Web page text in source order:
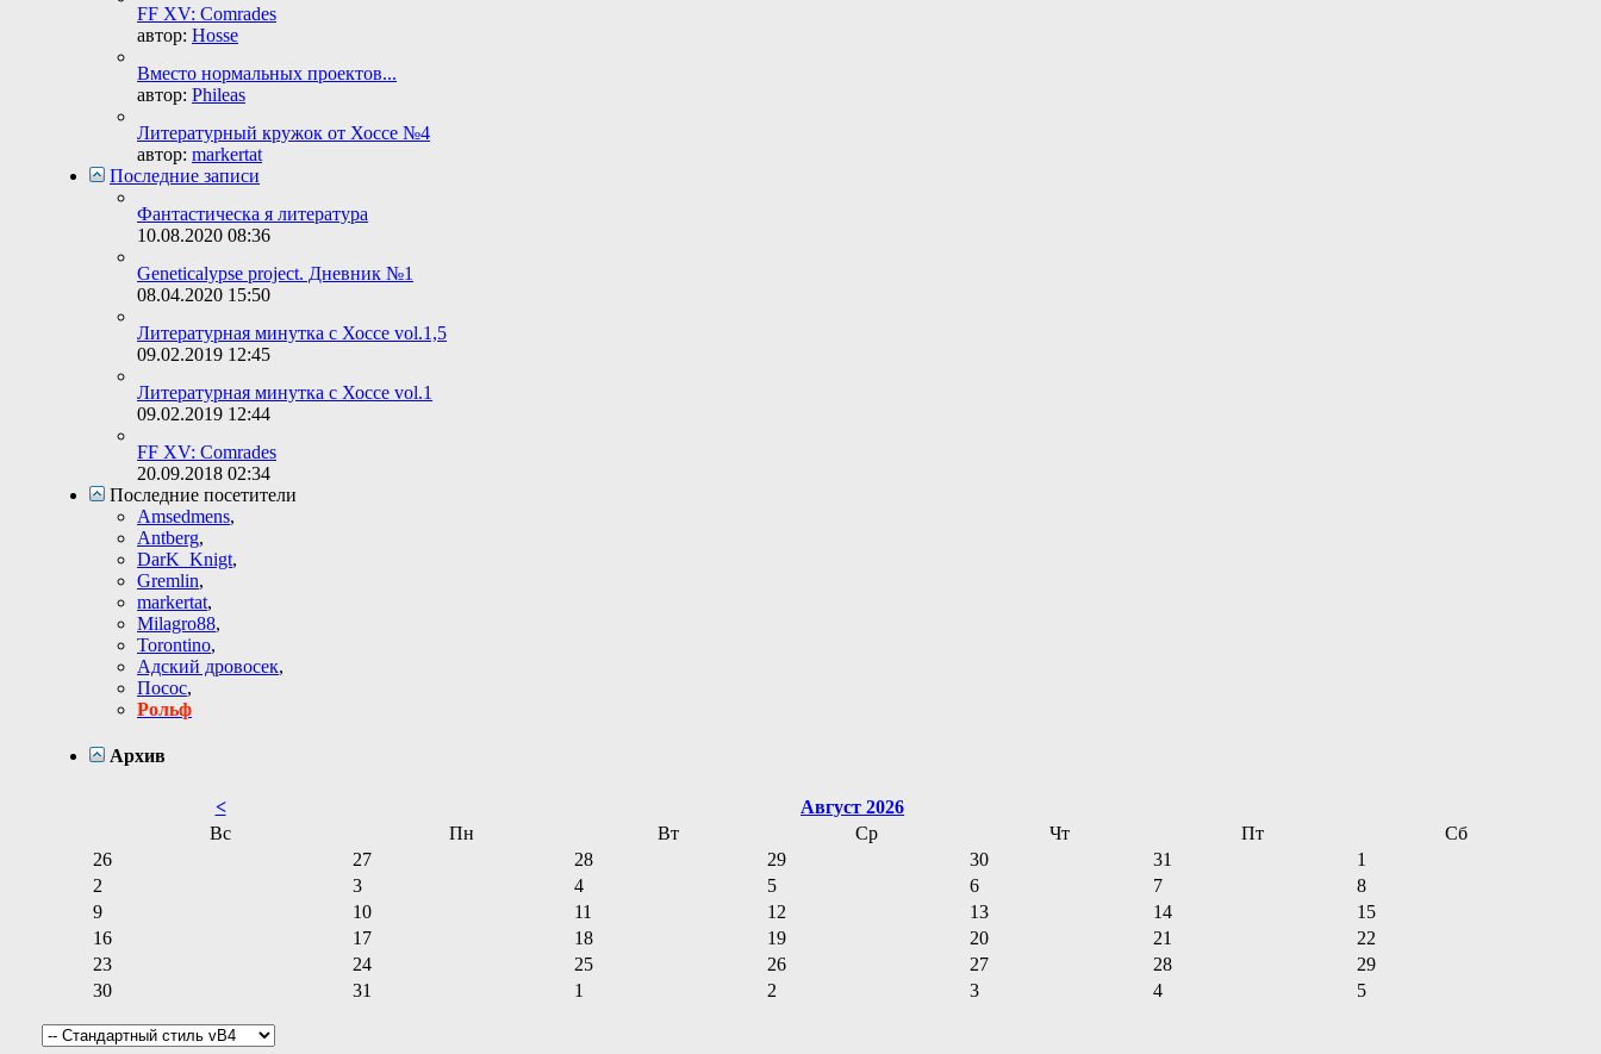
FF XV: Comrades
автор: Hosse
Вместо нормальных проектов...
автор: Phileas
Литературный кружок от Хоссе №4
автор: markertat
Последние записи
Фантастическa я литература
10.08.2020 08:36
Geneticalypse project. Дневник №1
08.04.2020 15:50
Литературная минутка с Хоссе vol.1,5
09.02.2019 12:45
Литературная минутка с Хоссе vol.1
09.02.2019 12:44
FF XV: Comrades
20.09.2018 02:34
Последние посетители
Amsedmens,
Antberg,
DarK_Knigt,
Gremlin,
markertat,
Milagro88,
Torontino,
Адский дровосек,
Посос,
Рольф
Архив
<
Август 2026
Вс
Пн Вт Ср Чт Пт
Сб
26
27 28 29 30 31
1
2
3 4 5 6 7
8
9
10 11 12 13 14
15
16
17 18 19 20 21
22
23
24 25 26 27 28
29
30
31 1 2 3 4 5